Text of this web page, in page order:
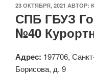
ОПУБЛИКОВАНО
23 ОКТЯБРЯ, 2021 АВТОР:
СПБ ГБУЗ
№40
Адрес: 197706,
Борисова, д. 9